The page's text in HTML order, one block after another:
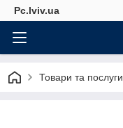
Pc.lviv.ua
Товари та послуги